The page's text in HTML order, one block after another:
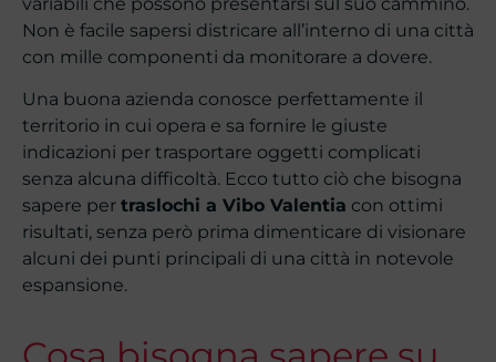
Non è facile sapersi districare all’interno di una città
con mille componenti da monitorare a dovere.
Una buona azienda conosce perfettamente il
territorio in cui opera e sa fornire le giuste
indicazioni per trasportare oggetti complicati
senza alcuna difficoltà. Ecco tutto ciò che bisogna
sapere per traslochi a Vibo Valentia con ottimi
risultati, senza però prima dimenticare di visionare
alcuni dei punti principali di una città in notevole
espansione.